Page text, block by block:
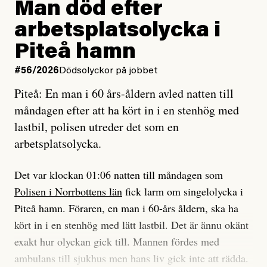
Vad betyder det att vara en röd, grön och oberoende
tidning?
Vad är bra journalistik?
Ett försök till korta svar som jag hoppas kan förtydliga
för Kuhn och Sassarinis-McGowan och andra hur jag
som chefredaktör ser på Dagens ETC:s uppdrag och
roll.
Vi skriver för våra läsare som vill bli informerade,
överraskade, bekräftade, utmanade – och som kräver
att vi granskar allt och alla.
Vi är som sagt en röd, grön och oberoende tidning.
Det betyder en annan journalistik än vad du hittar i
Jag lärde mig renovera
enligt uråldrig metod
och lade min sista ungdom
på att laga en gammal bod.
Jag sökte ljuset och meningen,
efter det som var rent, rätt och sant,
och aldrig såg jag det klarare än
när jag ombord på bussen hjälpte en tant.
#23/2026Intervjun
Jesper Lundby: ”Livet i sig
är ganska politiskt”
Man död efter
arbetsplatsolycka i
Piteå hamn
#56/2026 Dödsolyckor på jobbet
Piteå: En man i 60 års-åldern avled natten till
måndagen efter att ha kört in i en stenhög med
lastbil, polisen utreder det som en
arbetsplatsolycka.
Det var klockan 01:06 natten till måndagen som
Polisen i Norrbottens län fick larm om singelolycka i
Piteå hamn. Föraren, en man i 60-års åldern, ska ha
kört in i en stenhög med lätt lastbil. Det är ännu okänt
exakt hur olyckan gick till. Mannen fördes med
ambulans till sjukhus men hans liv gick inte att rädda.